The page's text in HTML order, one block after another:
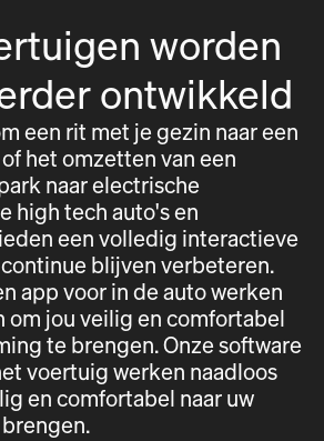
worden
ontwikkeld
een rit met je gezin naar een
het omzetten van een
naar electrische
high tech auto's en
een volledig interactieve
blijven verbeteren.
app voor in de auto werken
om jou veilig en comfortabel
te brengen. Onze software
voertuig werken naadloos
en comfortabel naar uw